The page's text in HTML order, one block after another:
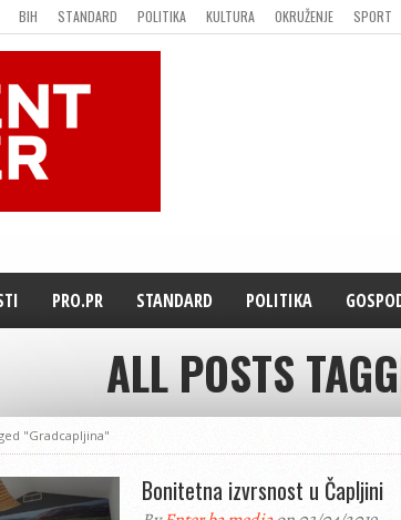
BIH STANDARD POLITIKA KULTURA OKRUŽENJE SPORT
BH
KONTAKT
PRO.PR STANDARD POLITIKA
ALL POSTS
"Gradcapljina"
Bonitetna izvrsnost u Čapljini